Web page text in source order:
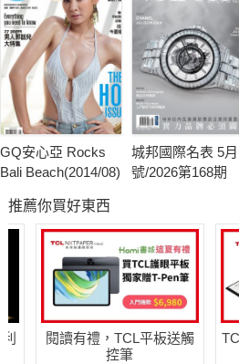
2014巴西世足賽／觀賽指南
時序進入夏天，正是飆汗運動的好時
球賽的便車，君子特別製作這個關於
關心的運動一二三四事。今夏飛去巴
我們也沒這計畫。不過別怕，這邊有
備的舒適高背扶手椅上，享受這場地
知道的一切。
運動員的異想與世界
也許每個男人在年少時都有這種經歷
隊或球員加油打氣，或是跟著中華隊
的奮戰精神，這都是身為男人的一種
燒」，場上的運動員們，又在想些什
們的在運動場上及人生中的課題？
GQ安心亞 Rocks
Bali Beach(2014/08)
城邦國際名表 5月
號/2026第168期
推薦你買好東西
閱讀有禮，TCL平板送觸
控筆